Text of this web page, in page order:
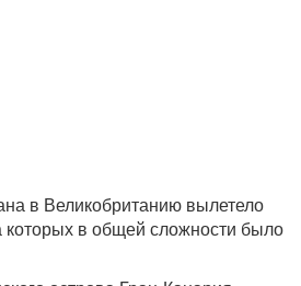
в Великобританию вылетело
которых в общей сложности было